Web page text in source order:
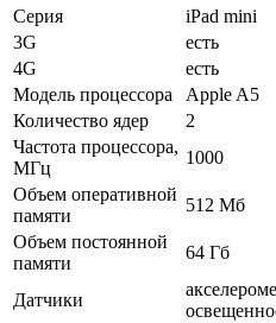
Серия
iPad mini
3G
есть
4G
есть
Модель процессора
Apple A5
Количество ядер
2
Частота процессора,
МГц
1000
Объем оперативной
памяти
512 Мб
Объем постоянной
памяти
64 Гб
Датчики